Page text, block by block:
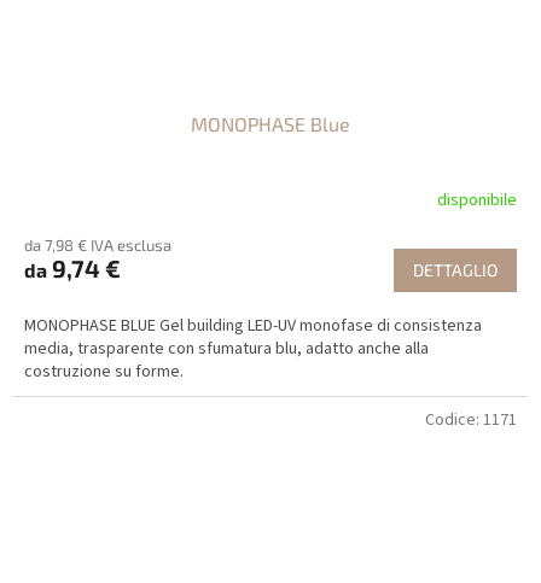
MONOPHASE Blue
disponibile
da 7,98 € IVA esclusa
da 9,74 € DETTAGLIO
MONOPHASE BLUE Gel building LED-UV monofase di consistenza
media, trasparente con sfumatura blu, adatto anche alla
costruzione su forme.
Codice: 1171